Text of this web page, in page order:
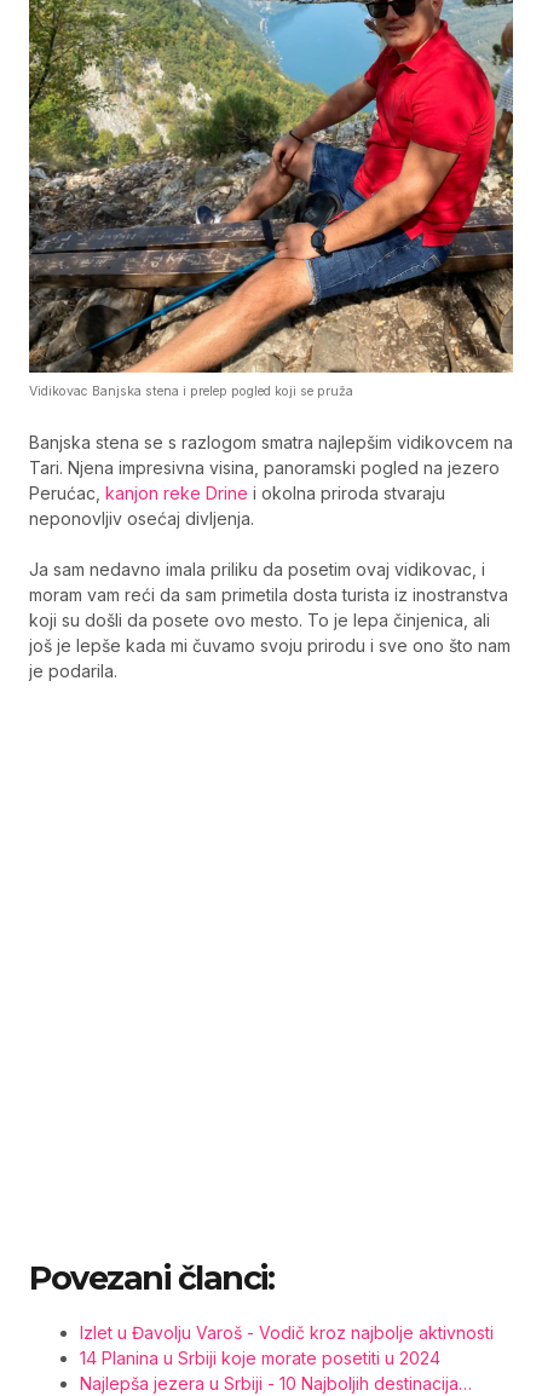
Vidikovac Banjska stena i prelep pogled koji se pruža
Banjska stena se s razlogom smatra najlepšim vidikovcem na
Tari. Njena impresivna visina, panoramski pogled na jezero
Perućac, kanjon reke Drine i okolna priroda stvaraju
neponovljiv osećaj divljenja.
Ja sam nedavno imala priliku da posetim ovaj vidikovac, i
moram vam reći da sam primetila dosta turista iz inostranstva
koji su došli da posete ovo mesto. To je lepa činjenica, ali
još je lepše kada mi čuvamo svoju prirodu i sve ono što nam
je podarila.
Povezani članci:
Izlet u Đavolju Varoš - Vodič kroz najbolje aktivnosti
14 Planina u Srbiji koje morate posetiti u 2024
Najlepša jezera u Srbiji - 10 Najboljih destinacija…